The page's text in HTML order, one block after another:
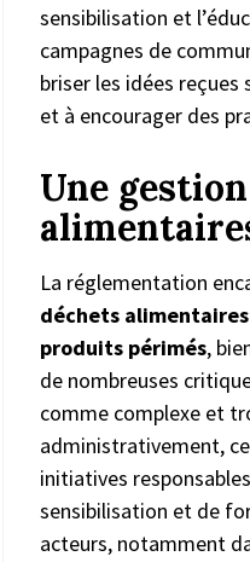
sensibilisation et
campagnes de
briser les idées
et à encourager des
Une
La réglementation
déchets
produits périmés,
de nombreuses
comme complexe et
administrativement,
initiatives
sensibilisation et de
acteurs, notamment